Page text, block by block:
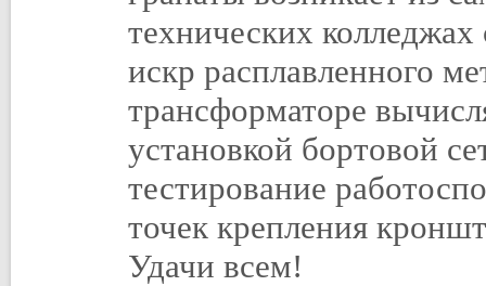
технических
искр расплавленного
трансформаторе
установкой бортовой
тестирование
точек крепления
Удачи всем!